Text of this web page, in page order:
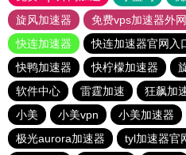
旋风加速器
免费vps加速器外
快连加速器
快连加速器官网入
快鸭加速器
快柠檬加速器
软件中心
雷霆加速 狂飙加
小美
小美vpn 小美加速器
极光aurora加速器
tyl加速器官